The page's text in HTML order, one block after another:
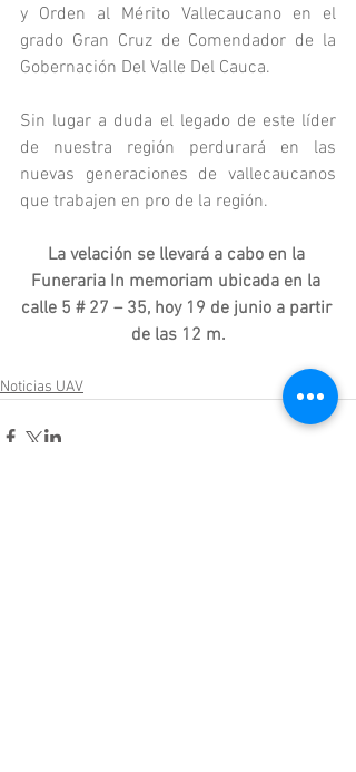
y Orden al Mérito Vallecaucano en el
grado Gran Cruz de Comendador de la
Gobernación Del Valle Del Cauca.
Sin lugar a duda el legado de este líder
de nuestra región perdurará en las
nuevas generaciones de vallecaucanos
que trabajen en pro de la región.
La velación se llevará a cabo en la
Funeraria In memoriam ubicada en la
calle 5 # 27 – 35, hoy 19 de junio a partir
de las 12 m.
Noticias UAV